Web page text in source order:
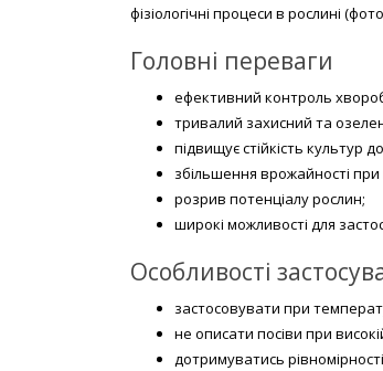
фізіологічні процеси в рослині
Головні переваги
ефективний контроль
тривалий захисний та
підвищує стійкість культур
збільшення врожайності при
розрив потенціалу рослин;
широкі можливості для
Особливості
застосовувати при
не описати посіви при
дотримуватись